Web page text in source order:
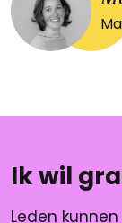
Ik wil
Leden